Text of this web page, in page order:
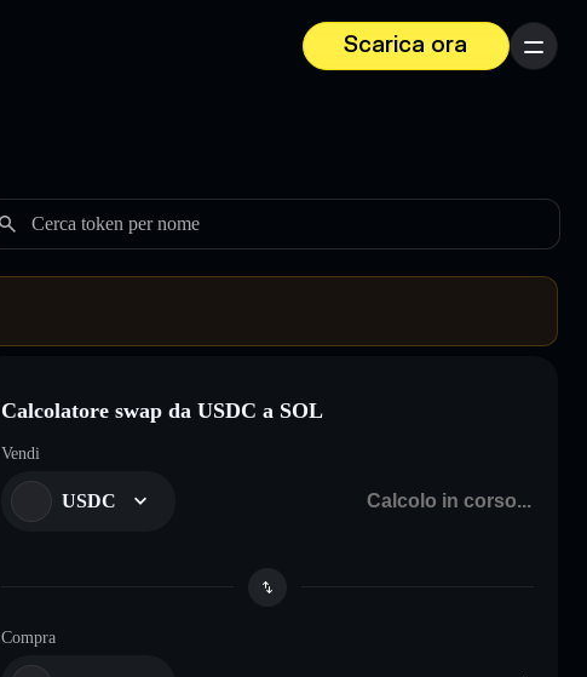
Scarica ora
Menu
Cerca token per nome
Calcolatore swap da USDC a SOL
Vendi
USDC
Compra